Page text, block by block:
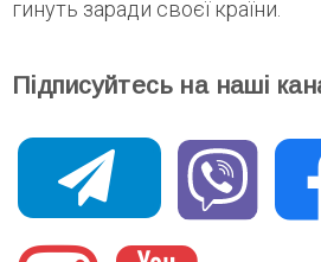
гинуть заради своєї країни.
Підписуйтесь на наші